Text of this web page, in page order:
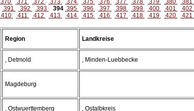
370 371 372 373 374 375 376 377 378 379 380
381
391 392 393 394 395 396 397 398 399 400 401
402
410 411 412 413 414 415 416 417 418 419 420 421
Region Landkreise
, Detmold , Minden-Luebbecke
Magdeburg
, Ostwuerttemberg , Ostalbkreis